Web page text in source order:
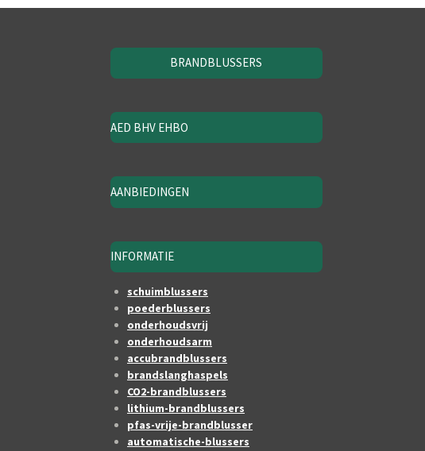
BRANDBLUSSERS
AED BHV EHBO
AANBIEDINGEN
INFORMATIE
schuimblussers
poederblussers
onderhoudsvrij
onderhoudsarm
accubrandblussers
brandslanghaspels
CO2-brandblussers
lithium-brandblussers
pfas-vrije-brandblusser
automatische-blussers